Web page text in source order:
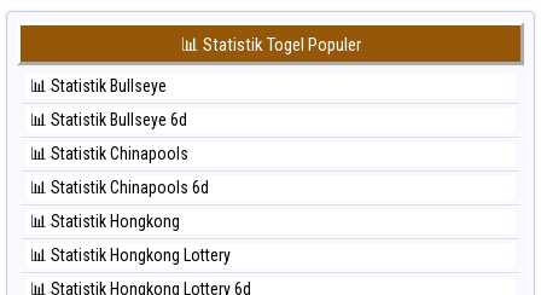
⚽ Bola Merah Sydney Lottery 6d
⚽ Bola Merah Sydney Lotto
⚽ Bola Merah Sydney Pools 6d
⚽ Bola Merah Taipei
⚽ Bola Merah Taiwan
⚽ Bola Hitam Japan 6d
⚽ Bola Hitam Korea
⚽ Bola Hitam Kuda Lari
⚽ Bola Hitam Magnum Cambodia
⚽ Bola Hitam Nagoya
⚽ Bola Hitam North Carolina Day
⚽ Bola Hitam Pcso
⚽ Bola Hitam Sao Paulo
📊 Statistik Togel Populer
📊 Statistik Bullseye
📊 Statistik Bullseye 6d
📊 Statistik Chinapools
📊 Statistik Chinapools 6d
📊 Statistik Hongkong
📊 Statistik Hongkong Lottery
📊 Statistik Hongkong Lottery 6d